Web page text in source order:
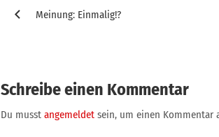
Meinung: Einmalig!?
Schreibe einen Kommentar
Du musst angemeldet sein, um einen Kommentar